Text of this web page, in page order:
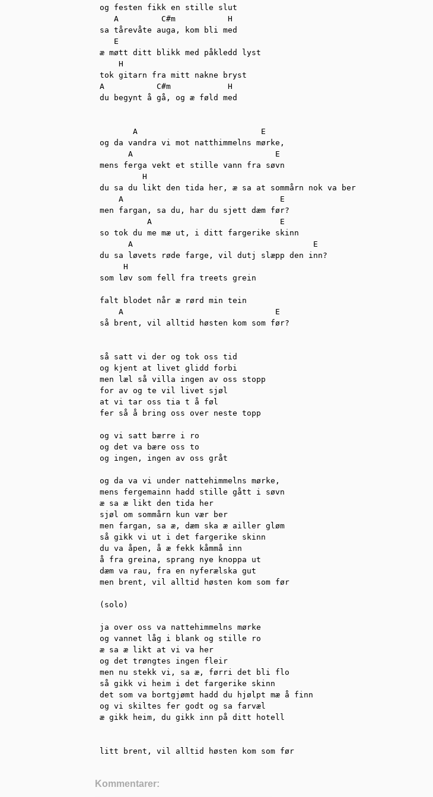
og festen fikk en stille slut
   A         C#m           H
sa tårevåte auga, kom bli med
   E
æ møtt ditt blikk med påkledd lyst
    H
tok gitarn fra mitt nakne bryst
A           C#m            H
du begynt å gå, og æ føld med
       A                          E
og da vandra vi mot natthimmelns mørke,
      A                              E
mens ferga vekt et stille vann fra søvn
         H
du sa du likt den tida her, æ sa at sommårn nok va ber
    A                                 E
men fargan, sa du, har du sjett dæm før?
          A                           E
so tok du me mæ ut, i ditt fargerike skinn
      A                                      E
du sa løvets røde farge, vil dutj slæpp den inn?
     H
som løv som fell fra treets grein
falt blodet når æ rørd min tein
    A                                E
så brent, vil alltid høsten kom som før?
så satt vi der og tok oss tid
og kjent at livet glidd forbi
men læl så villa ingen av oss stopp
for av og te vil livet sjøl
at vi tar oss tia t å føl
fer så å bring oss over neste topp
og vi satt bærre i ro
og det va bære oss to
og ingen, ingen av oss gråt
og da va vi under nattehimmelns mørke,
mens fergemainn hadd stille gått i søvn
æ sa æ likt den tida her
sjøl om sommårn kun vær ber
men fargan, sa æ, dæm ska æ ailler gløm
så gikk vi ut i det fargerike skinn
du va åpen, å æ fekk kåmmå inn
å fra greina, sprang nye knoppa ut
dæm va rau, fra en nyferælska gut
men brent, vil alltid høsten kom som før
(solo)
ja over oss va nattehimmelns mørke
og vannet låg i blank og stille ro
æ sa æ likt at vi va her
og det trøngtes ingen fleir
men nu stekk vi, sa æ, førri det bli flo
så gikk vi heim i det fargerike skinn
det som va bortgjømt hadd du hjølpt mæ å finn
og vi skiltes fer godt og sa farvæl
æ gikk heim, du gikk inn på ditt hotell
litt brent, vil alltid høsten kom som før
Kommentarer: